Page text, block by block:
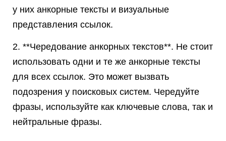
у них анкорные тексты и визуальные
представления ссылок.
2. **Чередование анкорных текстов**. Не стоит
использовать одни и те же анкорные тексты
для всех ссылок. Это может вызвать
подозрения у поисковых систем. Чередуйте
фразы, используйте как ключевые слова, так и
нейтральные фразы.